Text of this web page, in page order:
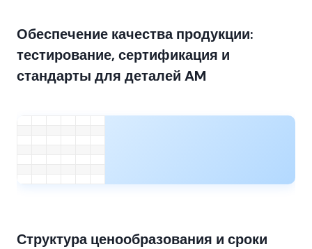
Обеспечение качества продукции:
тестирование, сертификация и
стандарты для деталей AM
Структура ценообразования и сроки